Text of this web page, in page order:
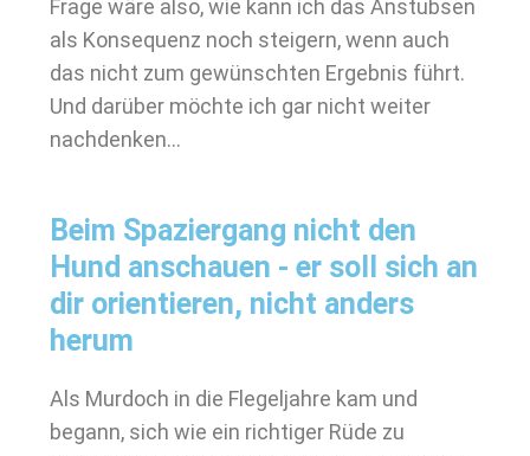
Frage wäre also, wie kann ich das Anstubsen
als Konsequenz noch steigern, wenn auch
das nicht zum gewünschten Ergebnis führt.
Und darüber möchte ich gar nicht weiter
nachdenken…
Beim Spaziergang nicht den
Hund anschauen - er soll sich an
dir orientieren, nicht anders
herum
Als Murdoch in die Flegeljahre kam und
begann, sich wie ein richtiger Rüde zu